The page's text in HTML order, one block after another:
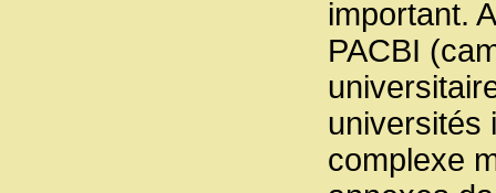
important.
PACBI
universités
complexe